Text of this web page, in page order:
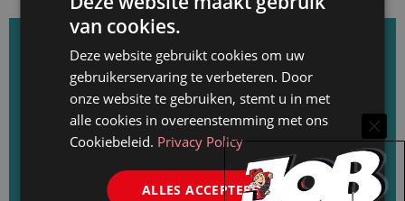
Het belangrijkste nieuws wekelijks in uw inbox?
Abonneer u op de Mr. nieuwsbrief: elke
dinsdag rond de lunch een update van het
nieuws van de afgelopen week, de laatste
loopbaanwijzigingen en de recentste
van cookies.
Deze website gebruikt cookies om uw
gebruikerservaring te verbeteren. Door
onze website te gebruiken, stemt u in met
alle cookies in overeenstemming met ons
Cookiebeleid. Privacy Policy
ALLES ACCEPTEREN